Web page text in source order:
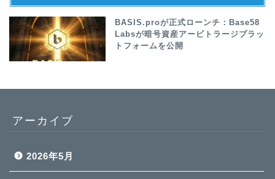
BASIS.proが正式ローンチ：Base58
Labsが暗号資産アービトラージプラッ
トフォームを公開
アーカイブ
2026年5月